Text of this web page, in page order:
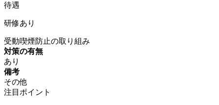
待遇
研修あり
受動喫煙防止の取り組み
対策の有無
あり
備考
その他
注目ポイント